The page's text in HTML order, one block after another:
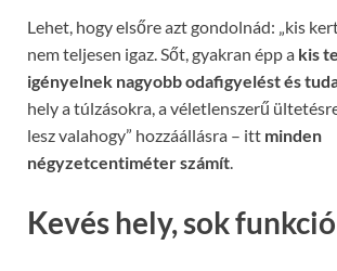
Lehet, hogy elsőre azt gondolnád: „kis
nem teljesen igaz. Sőt, gyakran épp a kis
igényelnek nagyobb odafigyelést és
hely a túlzásokra, a véletlenszerű
lesz valahogy” hozzáállásra – itt minden
négyzetcentiméter számít.
Kevés hely, sok funkció